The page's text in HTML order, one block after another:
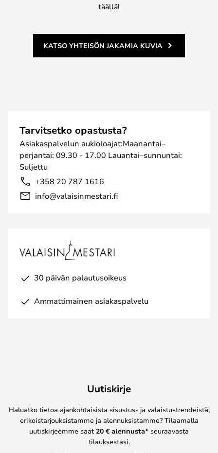
täällä!
KATSO YHTEISÖN JAKAMIA KUVIA
Tarvitsetko opastusta?
Asiakaspalvelun aukioloajat:Maanantai–
perjantai: 09.30 - 17.00 Lauantai–sunnuntai:
Suljettu
+358 20 787 1616
info@valaisinmestari.fi
30 päivän palautusoikeus
Ammattimainen asiakaspalvelu
Uutiskirje
Haluatko tietoa ajankohtaisista sisustus- ja valaistustrendeistä,
erikoistarjouksistamme ja alennuksistamme? Tilaamalla
uutiskirjeemme saat 20 € alennusta* seuraavasta
tilauksestasi.